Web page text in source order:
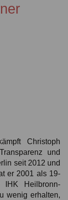
Christoph
und
seit 2012 und
er 2001 als 19-
IHK Heilbronn-
wenig erhalten,